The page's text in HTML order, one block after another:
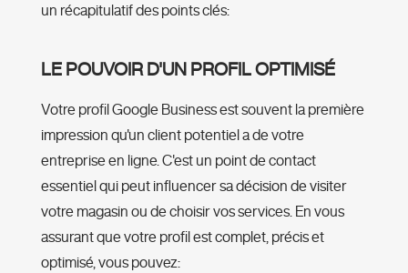
un récapitulatif des points clés:
LE POUVOIR D'UN PROFIL OPTIMISÉ
Votre profil Google Business est souvent la première
impression qu'un client potentiel a de votre
entreprise en ligne. C'est un point de contact
essentiel qui peut influencer sa décision de visiter
votre magasin ou de choisir vos services. En vous
assurant que votre profil est complet, précis et
optimisé, vous pouvez: